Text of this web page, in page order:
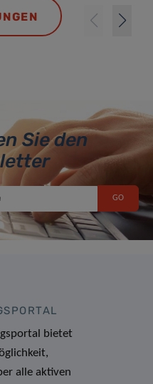
Sie den
bietet
alle aktiven